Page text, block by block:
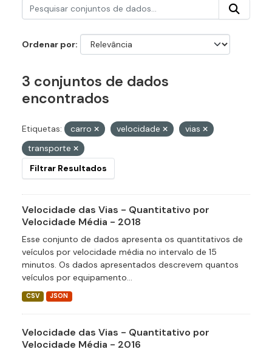
Ordenar por
3 conjuntos de dados
encontrados
Etiquetas: carro velocidade
vias
transporte
Filtrar Resultados
Velocidade das Vias - Quantitativo por
Velocidade Média - 2018
Esse conjunto de dados apresenta os quantitativos de
veículos por velocidade média no intervalo de 15
minutos. Os dados apresentados descrevem quantos
veículos por equipamento...
CSV JSON
Velocidade das Vias - Quantitativo por
Velocidade Média - 2016